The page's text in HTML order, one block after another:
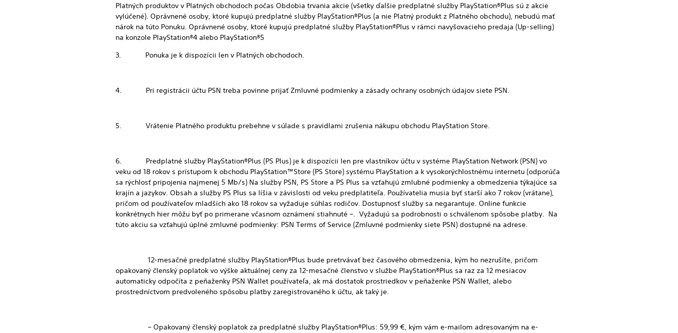
Platných produktov v Platných obchodoch počas Obdobia trvania akcie (všetky ďalšie predplatné služby PlayStation®Plus sú z akcie
vylúčené). Oprávnené osoby, ktoré kupujú predplatné služby PlayStation®Plus (a nie Platný produkt z Platného obchodu), nebudú mať
nárok na túto Ponuku. Oprávnené osoby, ktoré kupujú predplatné služby PlayStation®Plus v rámci navyšovacieho predaja (Up-selling)
na konzole PlayStation®4 alebo PlayStation®5
3. Ponuka je k dispozícii len v Platných obchodoch.
4. Pri registrácii účtu PSN treba povinne prijať Zmluvné podmienky a zásady ochrany osobných údajov siete PSN.
5. Vrátenie Platného produktu prebehne v súlade s pravidlami zrušenia nákupu obchodu PlayStation Store.
6. Predplatné služby PlayStation®Plus (PS Plus) je k dispozícii len pre vlastníkov účtu v systéme PlayStation Network (PSN) vo
veku od 18 rokov s prístupom k obchodu PlayStation™Store (PS Store) systému PlayStation a k vysokorýchlostnému internetu (odporúča
sa rýchlosť pripojenia najmenej 5 Mb/s) Na služby PSN, PS Store a PS Plus sa vzťahujú zmlubné podmienky a obmedzenia týkajúce sa
krajín a jazykov. Obsah a služby PS Plus sa líšia v závislosti od veku predplatiteľa. Používatelia musia byť starší ako 7 rokov (vrátane),
pričom od používateľov mladších ako 18 rokov sa vyžaduje súhlas rodičov. Dostupnosť služby sa negarantuje. Online funkcie
konkrétnych hier môžu byť po primerane včasnom oznámení stiahnuté –. Vyžadujú sa podrobnosti o schválenom spôsobe platby. Na
túto akciu sa vzťahujú úplné zmluvné podmienky: PSN Terms of Service (Zmluvné podmienky siete PSN) dostupné na adrese.
12-mesačné predplatné služby PlayStation®Plus bude pretrvávať bez časového obmedzenia, kým ho nezrušíte, pričom
opakovaný členský poplatok vo výške aktuálnej ceny za 12-mesačné členstvo v službe PlayStation®Plus sa raz za 12 mesiacov
automaticky odpočíta z peňaženky PSN Wallet používateľa, ak má dostatok prostriedkov v peňaženke PSN Wallet, alebo
prostredníctvom predvoleného spôsobu platby zaregistrovaného k účtu, ak taký je.
– Opakovaný členský poplatok za predplatné služby PlayStation®Plus: 59,99 €, kým vám e-mailom adresovaným na e-